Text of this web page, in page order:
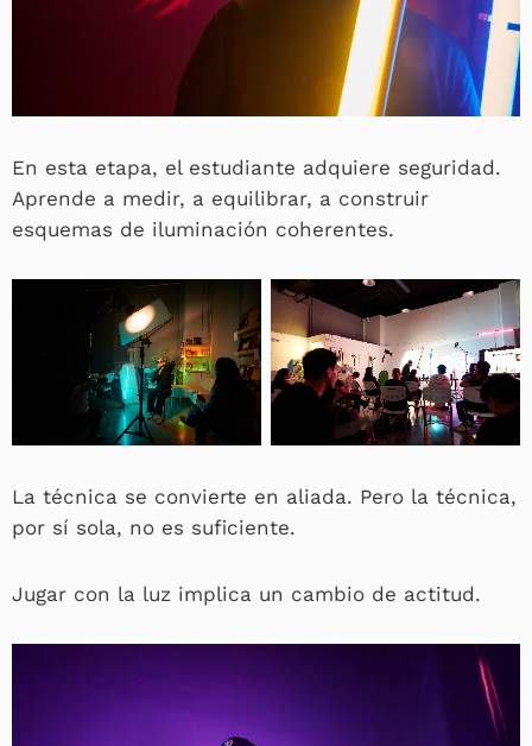
En esta etapa, el estudiante adquiere seguridad.
Aprende a medir, a equilibrar, a construir
esquemas de iluminación coherentes.
La técnica se convierte en aliada. Pero la técnica,
por sí sola, no es suficiente.
Jugar con la luz implica un cambio de actitud.